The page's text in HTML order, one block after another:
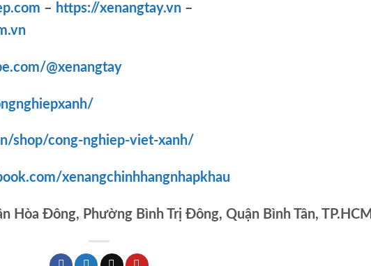
– https://xenangtay.vn –
@xenangtay
shop/cong-nghiep-viet-xanh/
xenangchinhhangnhapkhau
Hòa Đông, Phường Bình Trị Đông, Quận Bình Tân, TP.HCM